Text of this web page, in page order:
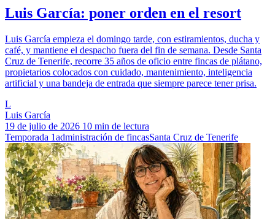
Luis García: poner orden en el resort
Luis García empieza el domingo tarde, con estiramientos, ducha y
café, y mantiene el despacho fuera del fin de semana. Desde Santa
Cruz de Tenerife, recorre 35 años de oficio entre fincas de plátano,
propietarios colocados con cuidado, mantenimiento, inteligencia
artificial y una bandeja de entrada que siempre parece tener prisa.
L
Luis García
19 de julio de 2026 10 min de lectura
Temporada 1administración de fincasSanta Cruz de Tenerife